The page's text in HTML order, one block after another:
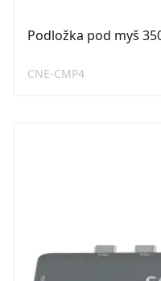
Podložka pod myš
CNE-CMP4